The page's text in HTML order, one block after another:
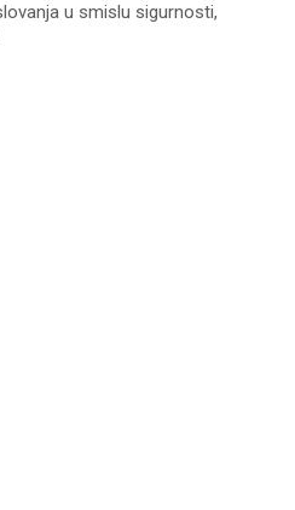
u smislu sigurnosti,